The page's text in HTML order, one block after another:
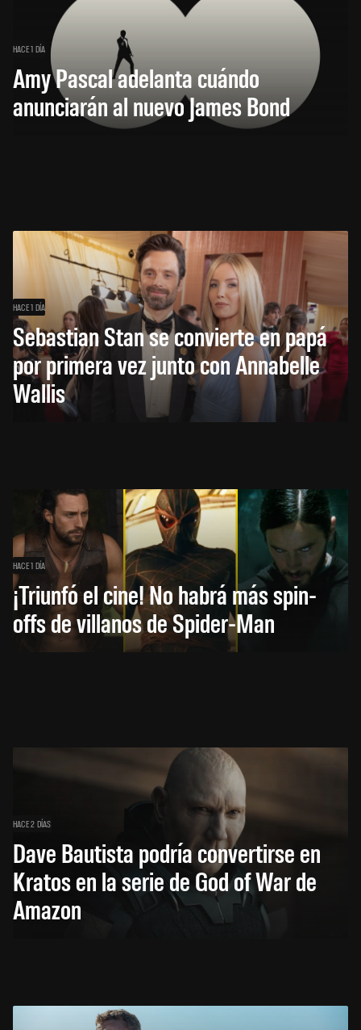
HACE 1 DÍA
Amy Pascal adelanta cuándo
anunciarán al nuevo James Bond
HACE 1 DÍA
Sebastian Stan se convierte en papá
por primera vez junto con Annabelle
Wallis
HACE 1 DÍA
¡Triunfó el cine! No habrá más spin-
offs de villanos de Spider-Man
HACE 2 DÍAS
Dave Bautista podría convertirse en
Kratos en la serie de God of War de
Amazon